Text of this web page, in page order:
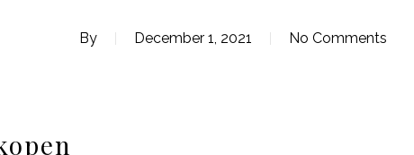
By December 1, 2021 No Comments